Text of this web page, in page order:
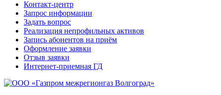
Контакт-центр
Запрос информации
Задать вопрос
Реализация непрофильных активов
Запись абонентов на приём
Оформление заявки
Отзыв заявки
Интернет-приемная ГД